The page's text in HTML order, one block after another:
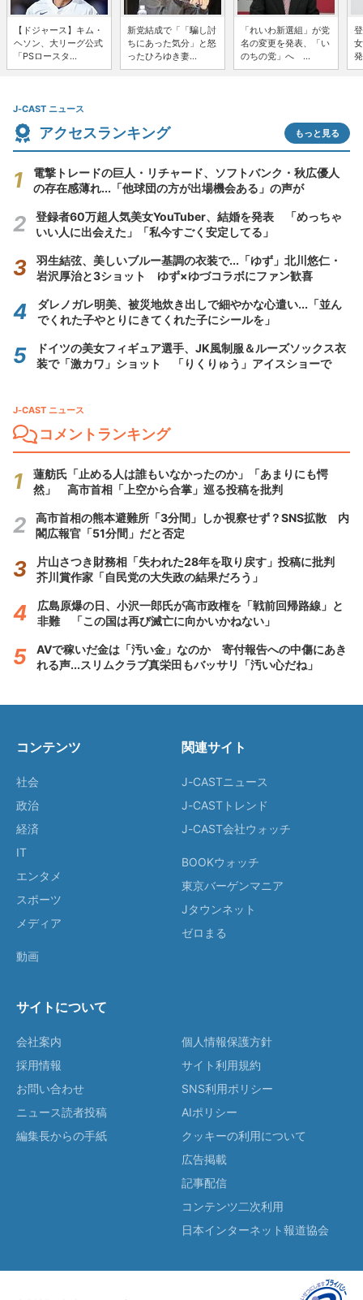
【ドジャース】キム・
ヘソン、大リーグ公式
「PSロースタ...
新党結成で「「騙し討
ちにあった気分」と怒
ったひろゆき妻...
「れいわ新選組」が党
名の変更を発表、「い
のちの党」へ ...
J-CAST ニュース
アクセスランキング もっと見る
電撃トレードの巨人・リチャード、ソフトバンク・秋広優人
の存在感薄れ...「他球団の方が出場機会ある」の声が
登録者60万超人気美女YouTuber、結婚を発表 「めっちゃ
いい人に出会えた」「私今すごく安定してる」
羽生結弦、美しいブルー基調の衣装で...「ゆず」北川悠仁・
岩沢厚治と3ショット ゆず×ゆづコラボにファン歓喜
ダレノガレ明美、被災地炊き出しで細やかな心遣い...「並ん
でくれた子やとりにきてくれた子にシールを」
ドイツの美女フィギュア選手、JK風制服＆ルーズソックス衣
装で「激カワ」ショット 「りくりゅう」アイスショーで
J-CAST ニュース
コメントランキング
蓮舫氏「止める人は誰もいなかったのか」「あまりにも愕
然」 高市首相「上空から合掌」巡る投稿を批判
高市首相の熊本避難所「3分間」しか視察せず？SNS拡散 内
閣広報官「51分間」だと否定
片山さつき財務相「失われた28年を取り戻す」投稿に批判
芥川賞作家「自民党の大失政の結果だろう」
広島原爆の日、小沢一郎氏が高市政権を「戦前回帰路線」と
非難 「この国は再び滅亡に向かいかねない」
AVで稼いだ金は「汚い金」なのか 寄付報告への中傷にあき
れる声...スリムクラブ真栄田もバッサリ「汚い心だね」
コンテンツ
社会
政治
経済
IT
エンタメ
スポーツ
メディア
動画
関連サイト
J-CASTニュース
J-CASTトレンド
J-CAST会社ウォッチ
BOOKウォッチ
東京バーゲンマニア
Jタウンネット
ゼロまる
サイトについて
会社案内
採用情報
お問い合わせ
ニュース読者投稿
編集長からの手紙
個人情報保護方針
サイト利用規約
SNS利用ポリシー
AIポリシー
クッキーの利用について
広告掲載
記事配信
コンテンツ二次利用
日本インターネット報道協会